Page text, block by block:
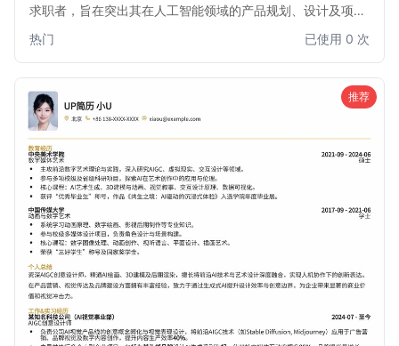
求职者，旨在突出其在人工智能领域的产品规划、设计及项目
析能力，助您在激烈的市场竞争中脱颖而出，轻松斩获心仪的
AI产品经理热门岗位。
热门 已使用 0 次
推荐